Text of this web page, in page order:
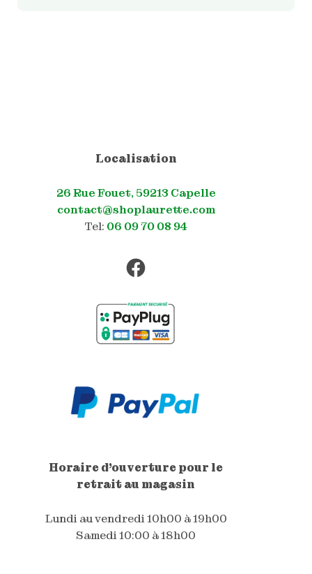
Localisation
26 Rue Fouet, 59213 Capelle
contact@shoplaurette.com
Tel: 06 09 70 08 94
Facebook
Horaire d'ouverture pour le
retrait au magasin
Lundi au vendredi 10h00 à 19h00
Samedi 10:00 à 18h00